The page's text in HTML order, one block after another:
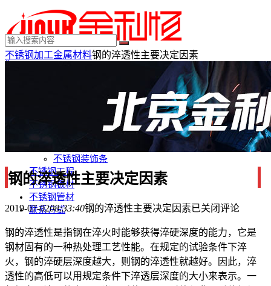
×
不锈钢装饰条
不锈钢工程
不锈钢板材
不锈钢管材
联系方式
不锈钢加工金属材料钢的淬透性主要决定因素
钢的淬透性主要决定因素
2019-07-0208:33:40钢的淬透性主要决定因素已关闭评论
钢的淬透性是指钢在淬火时能够获得淬硬深度的能力，它是
钢材固有的一种热处理工艺性能。在规定的试验条件下淬
火，钢的淬硬层深度越大，则钢的淬透性就越好。因此，淬
透性的高低可以用规定条件下淬透层深度的大小来表示。一